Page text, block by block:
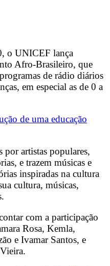
o UNICEF lança
Afro-Brasileiro, que
de rádio diários
em especial as de 0 a
de uma educação
por artistas populares,
e trazem músicas e
inspiradas na cultura
cultura, músicas,
com a participação
Rosa, Kemla,
e Ivamar Santos, e